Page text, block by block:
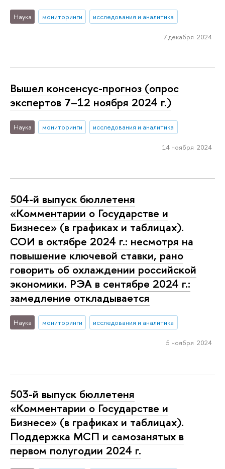
Наука мониторинги исследования и аналитика
7 декабря 2024
Вышел консенсус-прогноз (опрос
экспертов 7–12 ноября 2024 г.)
Наука мониторинги исследования и аналитика
14 ноября 2024
504-й выпуск бюллетеня
«Комментарии о Государстве и
Бизнесе» (в графиках и таблицах).
СОИ в октябре 2024 г.: несмотря на
повышение ключевой ставки, рано
говорить об охлаждении российской
экономики. РЭА в сентябре 2024 г.:
замедление откладывается
Наука мониторинги исследования и аналитика
5 ноября 2024
503-й выпуск бюллетеня
«Комментарии о Государстве и
Бизнесе» (в графиках и таблицах).
Поддержка МСП и самозанятых в
первом полугодии 2024 г.